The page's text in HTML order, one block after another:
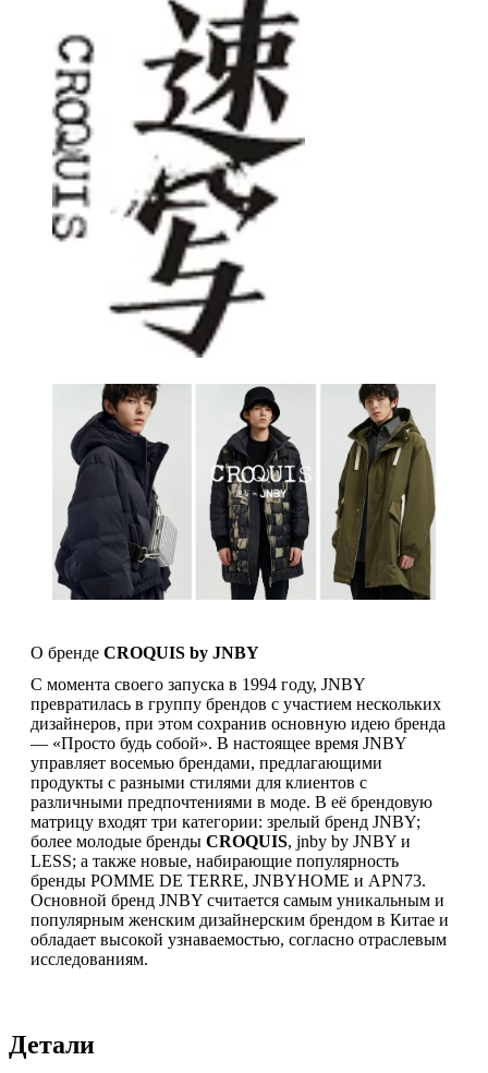
О бренде CROQUIS by JNBY
С момента своего запуска в 1994 году, JNBY
превратилась в группу брендов с участием нескольких
дизайнеров, при этом сохранив основную идею бренда
— «Просто будь собой». В настоящее время JNBY
управляет восемью брендами, предлагающими
продукты с разными стилями для клиентов с
различными предпочтениями в моде. В её брендовую
матрицу входят три категории: зрелый бренд JNBY;
более молодые бренды CROQUIS, jnby by JNBY и
LESS; а также новые, набирающие популярность
бренды POMME DE TERRE, JNBYHOME и APN73.
Основной бренд JNBY считается самым уникальным и
популярным женским дизайнерским брендом в Китае и
обладает высокой узнаваемостью, согласно отраслевым
исследованиям.
Детали